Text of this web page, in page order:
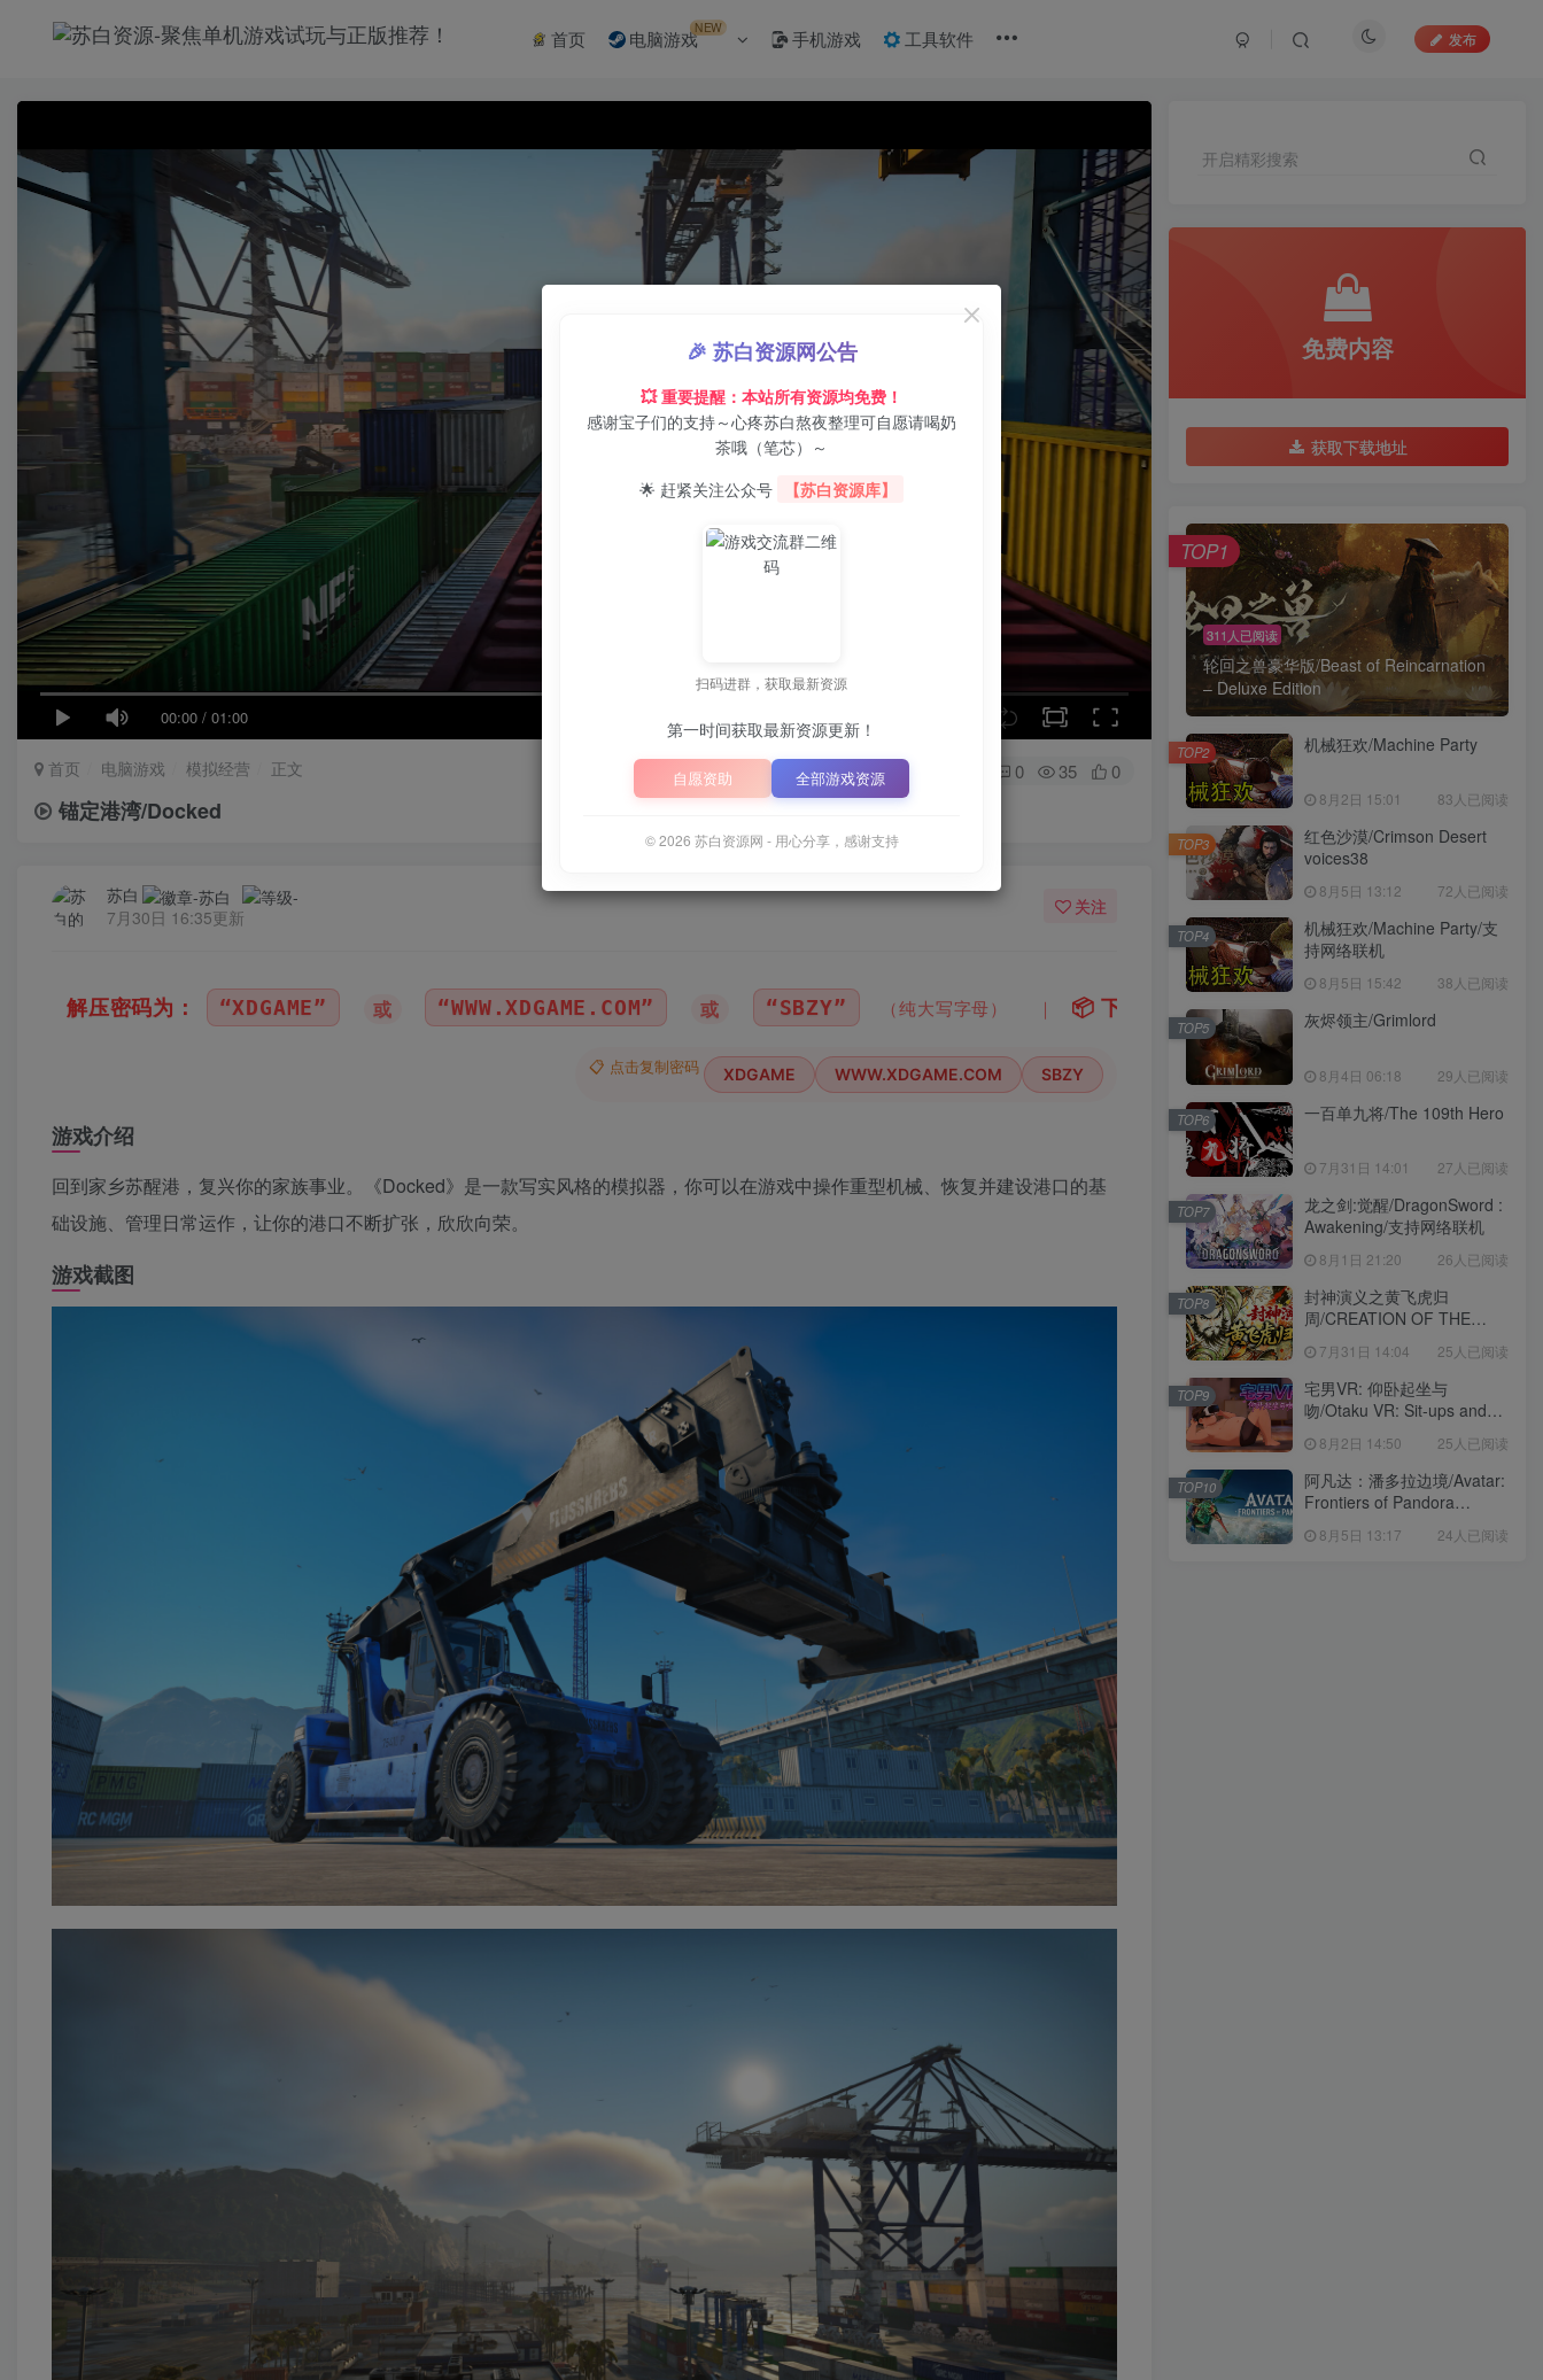
首页 电脑游戏NEW 手机游戏 工具软件 发布
00:00 / 01:00
首页 电脑游戏 模拟经营 正文 0 35 0
锚定港湾/Docked
苏白
7月30日 16:35更新
关注
或 “WWW.XDGAME.COM” “SBZY” （纯大写字母） ｜ 📦下载地址空文件为 正在上传中 ，请稍后再查看 ~ ｜ 💡
📋 点击复制密码 XDGAME WWW.XDGAME.COM SBZY
游戏介绍
回到家乡苏醒港，复兴你的家族事业。《Docked》是一款写实风格的模拟器，你可以在游戏中操作重型机械、恢复并建设港口的基
础设施、管理日常运作，让你的港口不断扩张，欣欣向荣。
游戏截图
开启精彩搜索
免费内容
获取下载地址
311人已阅读
轮回之兽豪华版/Beast of Reincarnation
– Deluxe Edition
TOP1
机械狂欢/Machine Party
8月2日 15:01 83人已阅读
TOP2
红色沙漠/Crimson Desert
voices38
8月5日 13:12 72人已阅读
TOP3
机械狂欢/Machine Party/支
持网络联机
8月5日 15:42 38人已阅读
TOP4
灰烬领主/Grimlord
8月4日 06:18 29人已阅读
TOP5
一百单九将/The 109th Hero
7月31日 14:01 27人已阅读
TOP6
龙之剑:觉醒/DragonSword :
Awakening/支持网络联机
8月1日 21:20 26人已阅读
TOP7
封神演义之黄飞虎归
周/CREATION OF THE
Passes
7月31日 14:04 25人已阅读
TOP8
宅男VR: 仰卧起坐与
吻/Otaku VR: Sit-ups and
8月2日 14:50 25人已阅读
TOP9
阿凡达：潘多拉边境/Avatar:
Frontiers of Pandora
8月5日 13:17 24人已阅读
TOP10
🎉 苏白资源网公告
💥 重要提醒：本站所有资源均免费！
感谢宝子们的支持～心疼苏白熬夜整理可自愿请喝奶
茶哦（笔芯）～
🌟 赶紧关注公众号
【苏白资源库】
扫码进群，获取最新资源
第一时间获取最新资源更新！
自愿资助 全部游戏资源
© 2026 苏白资源网 - 用心分享，感谢支持